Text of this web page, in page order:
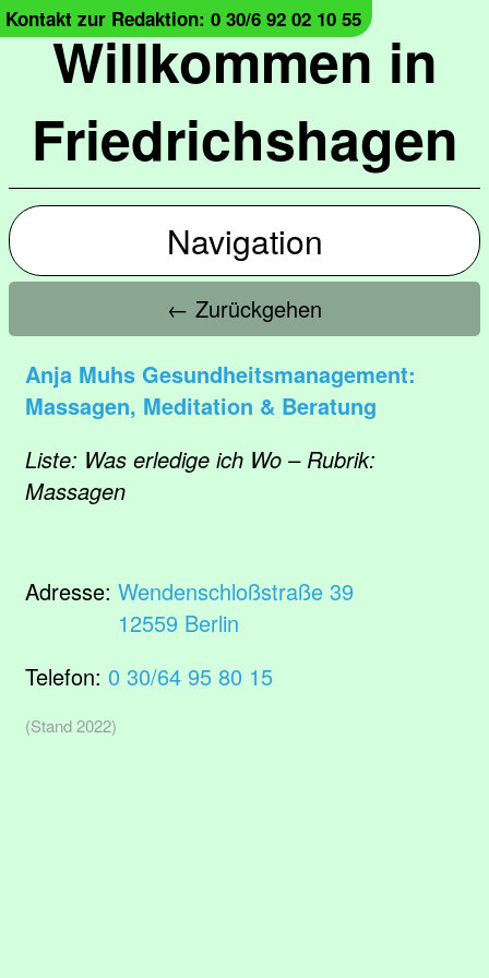
Willkommen in
Friedrichshagen
Kontakt zur Redaktion: 0 30/6 92 02 10 55
Navigation
← Zurückgehen
Anja Muhs Gesundheitsmanagement:
Massagen, Meditation & Beratung
Liste: Was erledige ich Wo – Rubrik:
Massagen
Adresse: Wendenschloßstraße 39
12559 Berlin
Telefon: 0 30/64 95 80 15
(Stand 2022)